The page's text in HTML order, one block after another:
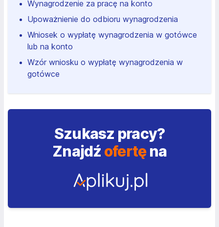
Wynagrodzenie za pracę na konto
Upoważnienie do odbioru wynagrodzenia
Wniosek o wypłatę wynagrodzenia w gotówce
lub na konto
Wzór wniosku o wypłatę wynagrodzenia w
gotówce
Szukasz pracy?
Znajdź ofertęna